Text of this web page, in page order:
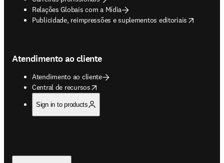
Relações Globais com a Mídia
Publicidade, reimpressões e suplementos editoriais
opens in new tab/window
Atendimento ao cliente
Atendimento ao cliente
Central de recursos
opens in new tab/window
Sign in to products